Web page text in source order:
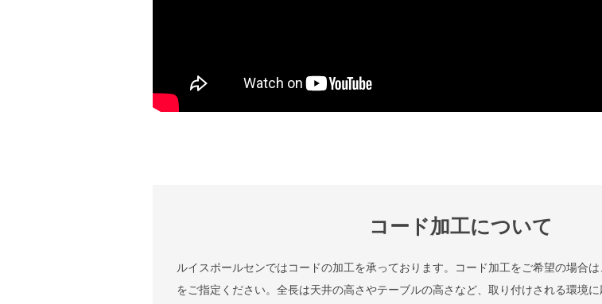
コード加工について
ルイスポールセンではコードの加工を承っております。コード加工をご希望の場合
をご指定ください。全長は天井の高さやテーブルの高さなど、取り付けされる環境